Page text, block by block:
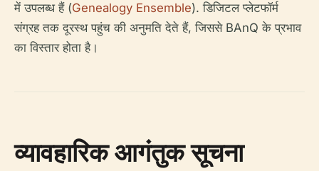
में उपलब्ध हैं (Genealogy Ensemble). डिजिटल प्लेटफॉर्म
संग्रह तक दूरस्थ पहुंच की अनुमति देते हैं, जिससे BAnQ के प्रभाव
का विस्तार होता है।
व्यावहारिक आगंतुक सूचना